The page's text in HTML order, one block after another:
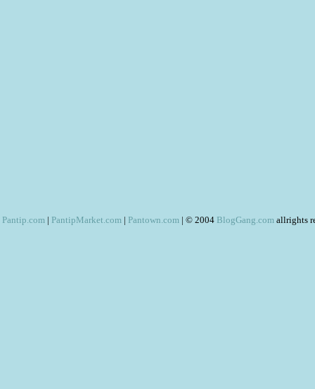
Pantip.com | PantipMarket.com | Pantown.com | © 2004 BlogGang.com allrights